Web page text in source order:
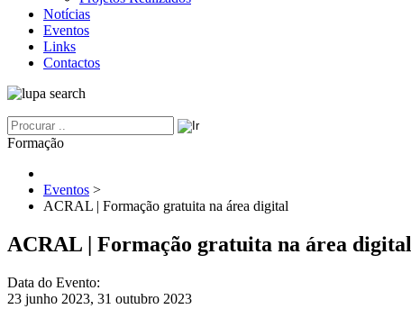
Notícias
Eventos
Links
Contactos
Formação
Eventos >
ACRAL | Formação gratuita na área digital
ACRAL | Formação gratuita na área digital
Data do Evento:
23 junho 2023, 31 outubro 2023